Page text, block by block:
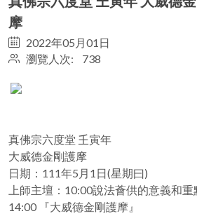
摩
2022年05月01日
瀏覽人次: 738
真佛宗六度堂 𡈼寅年
大威德金剛護摩
日期：111年5月1日(星期曰)
上師主壇：10:00說法薈供的意義和重
14:00 『大威德金剛護摩』